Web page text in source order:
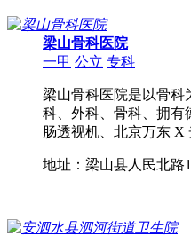
梁山骨科医院
一甲 公立 专科
梁山骨科医院是以骨科
科、外科、骨科、拥有
肠透视机、北京万东 X
地址：梁山县人民北路